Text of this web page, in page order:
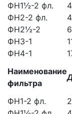
ФН1½-2 фл.
ФН2-2 фл.
ФН2½-2
ФН3-1
ФН4-1
Наименование
фильтра
ФН1-2 фл.